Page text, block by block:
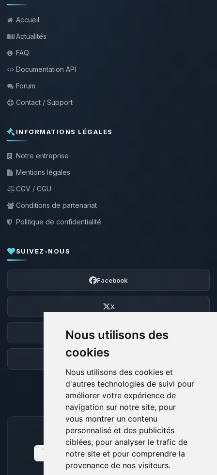
Nous utilisons des
cookies
Nous utilisons des cookies et
d'autres technologies de suivi pour
améliorer votre expérience de
navigation sur notre site, pour
vous montrer un contenu
personnalisé et des publicités
ciblées, pour analyser le trafic de
notre site et pour comprendre la
provenance de nos visiteurs.
Accueil
Actualités
FAQ
Documentation API
Forum
Contact / Support
INFORMATIONS LÉGALES
Notre entreprise
Mentions légales
CGV / CGU
Conditions de partenariat
Politique de confidentialité
SUIVEZ-NOUS
Facebook
X
Discord
Forum
MOYENS DE PAIEMENT ACCEPTÉS